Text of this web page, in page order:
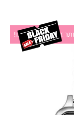
זול?תקשרו אלינו!